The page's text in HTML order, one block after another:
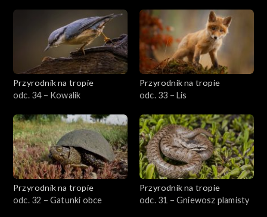
Przyrodnik na tropie
odc. 34 – Kowalik
Przyrodnik na tropie
odc. 33 – Lis
Przyrodnik na tropie
odc. 32 – Gatunki obce
Przyrodnik na tropie
odc. 31 – Gniewosz plamisty